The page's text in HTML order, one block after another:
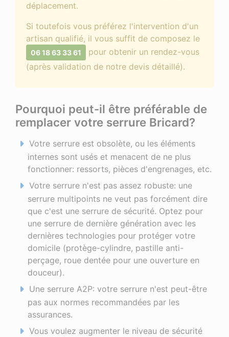
déplacement.
Si toutefois vous préférez l'intervention d'un
artisan qualifié, il vous suffit de composez le
06 18 63 33 61
pour obtenir un rendez-vous
(après validation de notre devis détaillé).
Pourquoi peut-il être préférable de
remplacer votre serrure Bricard?
Votre serrure est obsolète, ou les éléments
internes sont usés et menacent de ne plus
fonctionner: ressorts, pièces d'engrenages, etc.
Votre serrure n'est pas assez robuste: une
serrure multipoints ne veut pas forcément dire
que c'est une serrure de sécurité. Optez pour
une serrure de dernière génération avec les
dernières technologies pour protéger votre
domicile (protège-cylindre, pastille anti-
perçage, roue dentée pour une ouverture en
douceur).
Une serrure A2P: votre serrure n'est peut-être
pas aux normes recommandées par les
assurances.
Vous voulez augmenter le niveau de sécurité